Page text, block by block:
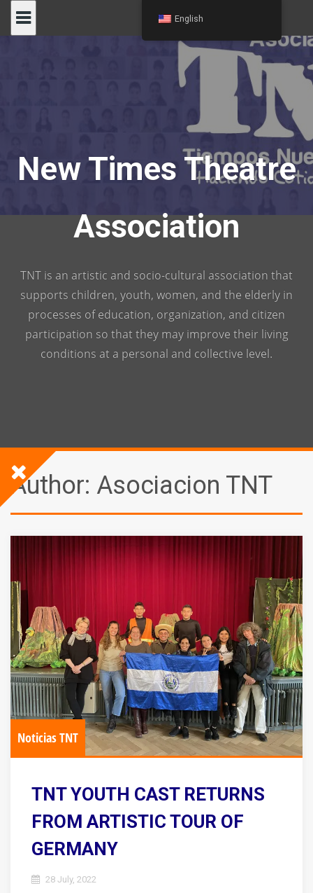
New Times Theatre
Association
TNT is an artistic and socio-cultural association that
supports children, youth, women, and the elderly in
processes of education, organization, and citizen
participation so that they may improve their living
conditions at a personal and collective level.
Author: Asociacion TNT
Noticias TNT
TNT YOUTH CAST RETURNS
FROM ARTISTIC TOUR OF
GERMANY
28 July, 2022
English